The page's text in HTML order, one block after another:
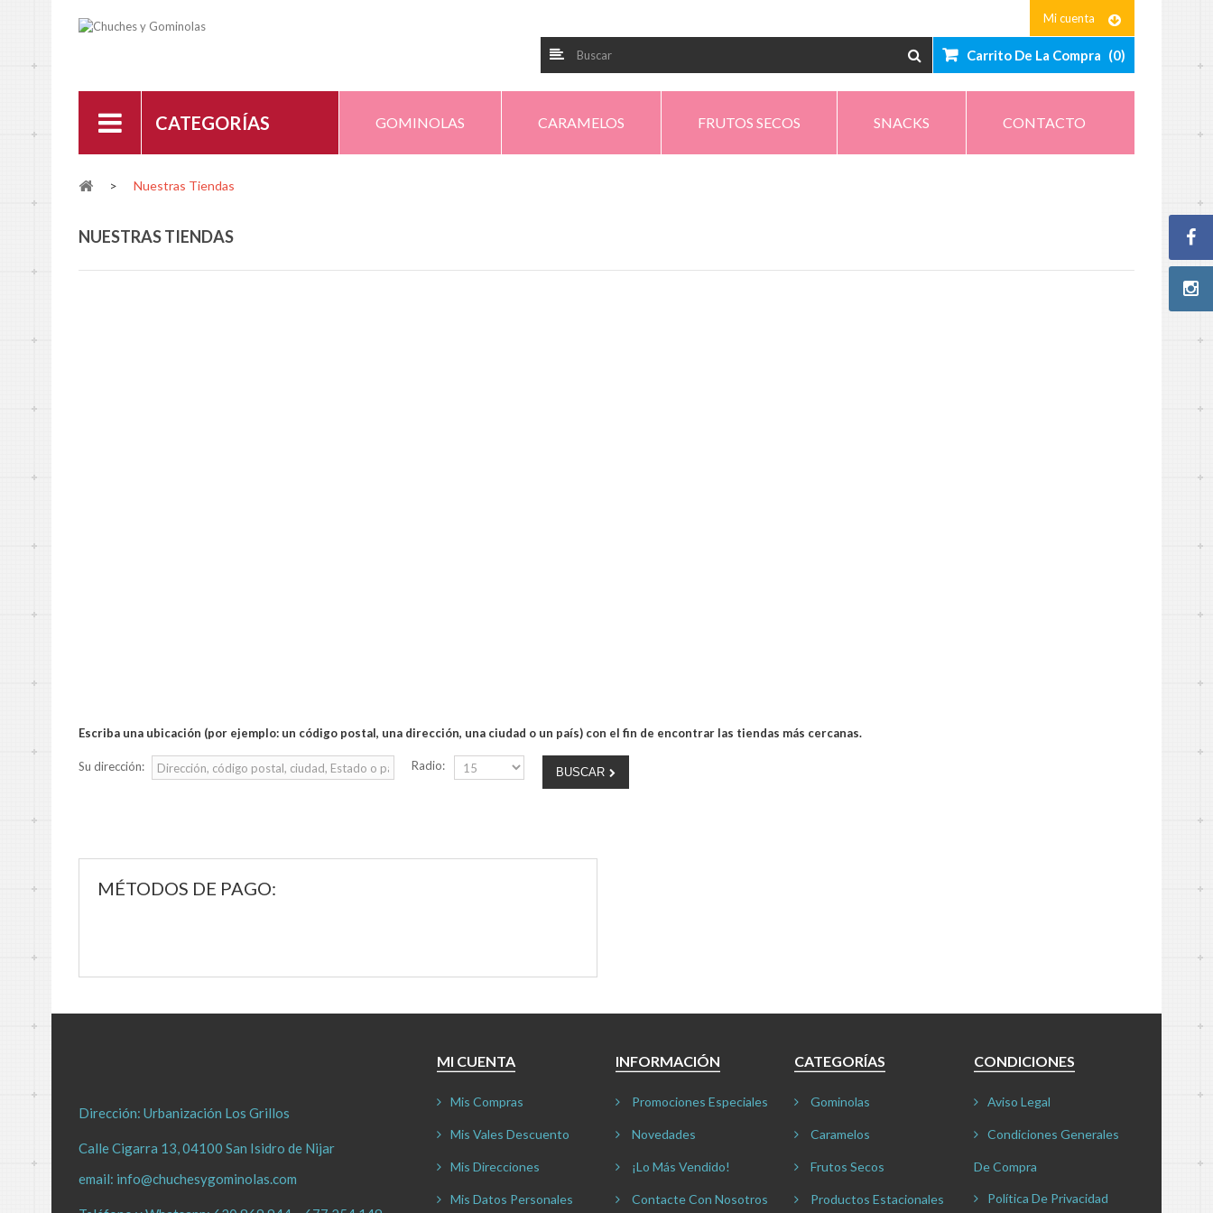
Mi cuenta
Carrito De La Compra (0)
CATEGORÍAS GOMINOLAS CARAMELOS FRUTOS SECOS SNACKS CONTACTO
> Nuestras Tiendas
NUESTRAS TIENDAS
Escriba una ubicación (por ejemplo: un código postal, una dirección, una ciudad o un país) con el fin de encontrar las tiendas más cercanas.
Su dirección: Radio: BUSCAR
MÉTODOS DE PAGO:
Dirección: Urbanización Los Grillos
Calle Cigarra 13, 04100 San Isidro de Nijar
email: info@chuchesygominolas.com
MI CUENTA
Mis Compras
Mis Vales Descuento
Mis Direcciones
Mis Datos Personales
INFORMACIÓN
Promociones Especiales
Novedades
¡Lo Más Vendido!
Contacte Con Nosotros
CATEGORÍAS
Gominolas
Caramelos
Frutos Secos
Productos Estacionales
CONDICIONES
Aviso Legal
Condiciones Generales
De Compra
Política De Privacidad